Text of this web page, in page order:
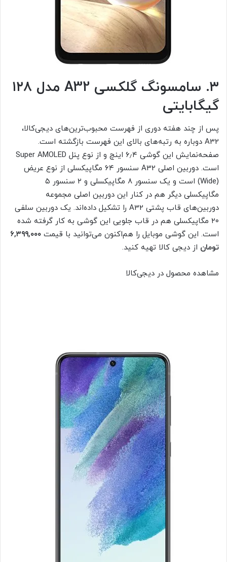
۳. سامسونگ گلکسی A32 مدل ۱۲۸
گیگابایتی
پس از چند هفته دوری از فهرست محبوب‌ترین‌های دیجی‌کالا،
A32 دوباره به رتبه‌های بالای این فهرست بازگشته است.
صفحه‌نمایش این گوشی ۶٫۴ اینچ و از نوع پنل Super AMOLED
است. دوربین اصلی A32 سنسور ۶۴ مگاپیکسلی از نوع عریض
(Wide) است و یک سنسور ۸ مگاپیکسلی و ۲ سنسور ۵
مگاپیکسلی دیگر هم در کنار این دوربین اصلی مجموعه
دوربین‌های قاب پشتی A32 را تشکیل داده‌اند. یک دوربین سلفی
۲۰ مگاپیکسلی هم در قاب جلویی این گوشی به کار گرفته شده
است. این گوشی موبایل را هم‌اکنون می‌توانید با قیمت ۶,۳۹۹,۰۰۰
تومان از دیجی کالا تهیه کنید.
مشاهده محصول در دیجی‌کالا